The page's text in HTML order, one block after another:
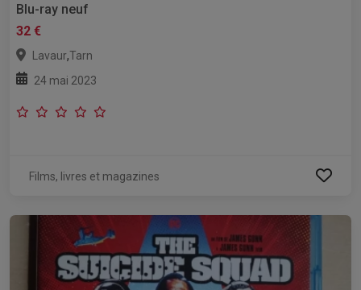
Blu-ray neuf
32 €
Lavaur,Tarn
24 mai 2023
Films, livres et magazines